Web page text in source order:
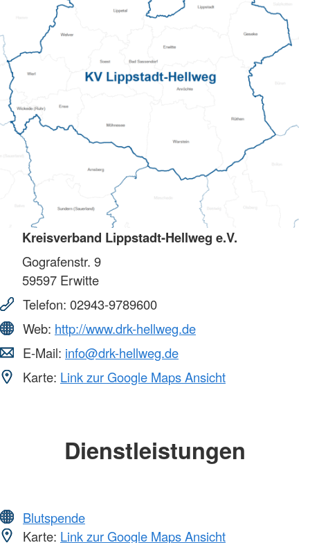
Kreisverband Lippstadt-Hellweg e.V.
Gografenstr. 9
59597 Erwitte
Telefon: 02943-9789600
Web: http://www.drk-hellweg.de
E-Mail: info@drk-hellweg.de
Karte: Link zur Google Maps Ansicht
Dienstleistungen
Blutspende
Karte: Link zur Google Maps Ansicht